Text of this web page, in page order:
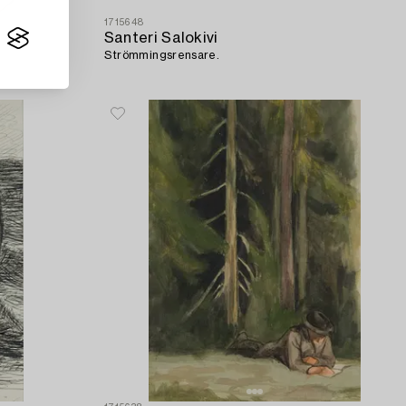
1715648
Santeri Salokivi
Strömmingsrensare.